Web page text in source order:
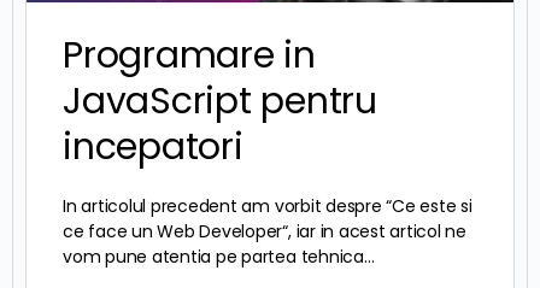
Programare in
JavaScript pentru
incepatori
In articolul precedent am vorbit despre “Ce este si
ce face un Web Developer“, iar in acest articol ne
vom pune atentia pe partea tehnica…